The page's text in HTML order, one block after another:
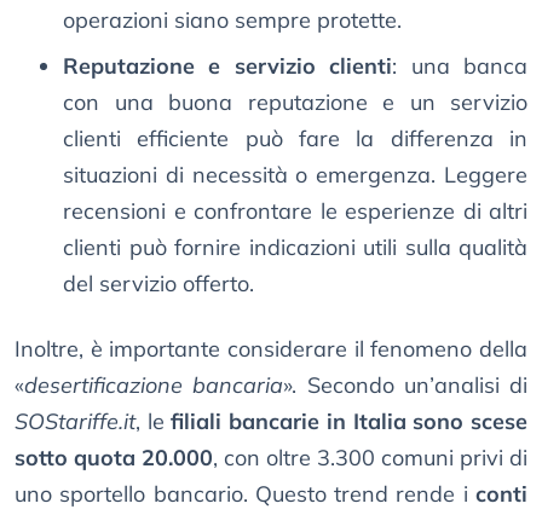
operazioni siano sempre protette.
Reputazione e servizio clienti: una banca
con una buona reputazione e un servizio
clienti efficiente può fare la differenza in
situazioni di necessità o emergenza. Leggere
recensioni e confrontare le esperienze di altri
clienti può fornire indicazioni utili sulla qualità
del servizio offerto.
Inoltre, è importante considerare il fenomeno della
«desertificazione bancaria». Secondo un’analisi di
SOStariffe.it, lefiliali bancarie in Italia sono scese
sotto quota 20.000, con oltre 3.300 comuni privi di
uno sportello bancario. Questo trend rende i conti